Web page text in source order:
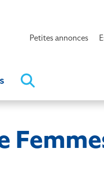
Petites annonces